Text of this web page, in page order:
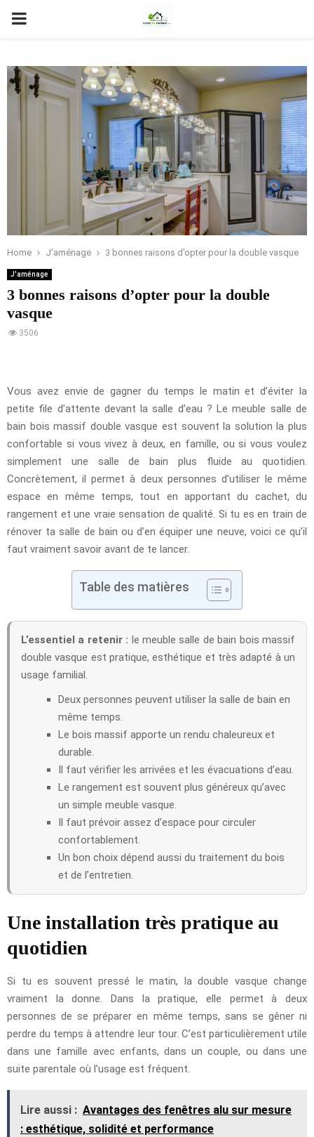
PRIMARY
Home J'aménage 3 bonnes raisons d’opter pour la double vasque
J'aménage
3 bonnes raisons d’opter pour la double
vasque
3506
Vous avez envie de gagner du temps le matin et d’éviter la
petite file d’attente devant la salle d’eau ? Le meuble salle de
bain bois massif double vasque est souvent la solution la plus
confortable si vous vivez à deux, en famille, ou si vous voulez
simplement une salle de bain plus fluide au quotidien.
Concrètement, il permet à deux personnes d’utiliser le même
espace en même temps, tout en apportant du cachet, du
rangement et une vraie sensation de qualité. Si tu es en train de
rénover ta salle de bain ou d’en équiper une neuve, voici ce qu’il
faut vraiment savoir avant de te lancer.
Table des matières
L’essentiel a retenir : le meuble salle de bain bois massif
double vasque est pratique, esthétique et très adapté à un
usage familial.
Deux personnes peuvent utiliser la salle de bain en
même temps.
Le bois massif apporte un rendu chaleureux et
durable.
Il faut vérifier les arrivées et les évacuations d’eau.
Le rangement est souvent plus généreux qu’avec
un simple meuble vasque.
Il faut prévoir assez d’espace pour circuler
confortablement.
Un bon choix dépend aussi du traitement du bois
et de l’entretien.
Une installation très pratique au
quotidien
Si tu es souvent pressé le matin, la double vasque change
vraiment la donne. Dans la pratique, elle permet à deux
personnes de se préparer en même temps, sans se gêner ni
perdre du temps à attendre leur tour. C’est particulièrement utile
dans une famille avec enfants, dans un couple, ou dans une
suite parentale où l’usage est fréquent.
Lire aussi : Avantages des fenêtres alu sur mesure
: esthétique, solidité et performance